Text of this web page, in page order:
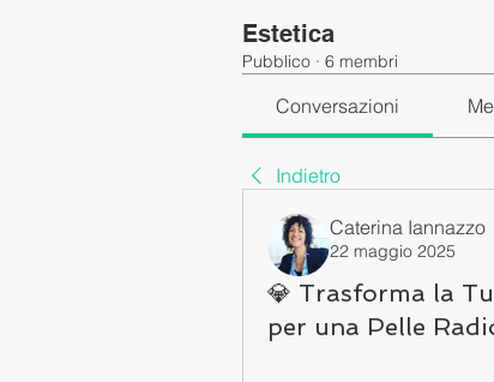
Estetica
Pubblico · 6 membri
Conversazioni
Indietro
Caterina Iannazzo
22 maggio 2025
💎 Trasforma la
per una Pelle